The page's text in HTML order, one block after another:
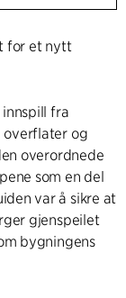
for et nytt
fra
overflater og
overordnede
som en del
var å sikre at
gjenspeilet
bygningens